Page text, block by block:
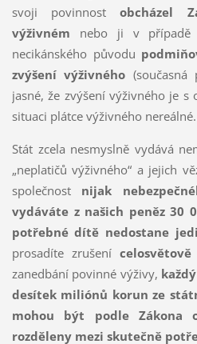
svoji povinnostobcházel
výživném nebo ji v případě
necikánského původu
zvýšení výživného
jasné, že zvýšení výživného je
situaci plátce výživného nereálné.
Stát zcela nesmyslně vydává
„neplatičů výživného“ a jejich
společnost nijak
vydáváte z našich peněz 30
potřebné dítě nedostane
prosadíte zrušení
zanedbání povinné výživy,
desítek miliónů korun ze
mohou být podle Zákona
rozděleny mezi skutečně